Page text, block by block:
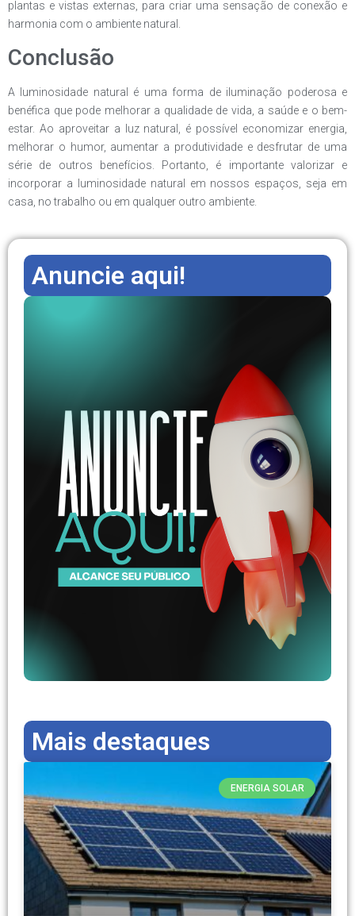
plantas e vistas externas, para criar uma sensação de conexão e
harmonia com o ambiente natural.
Conclusão
A luminosidade natural é uma forma de iluminação poderosa e
benéfica que pode melhorar a qualidade de vida, a saúde e o bem-
estar. Ao aproveitar a luz natural, é possível economizar energia,
melhorar o humor, aumentar a produtividade e desfrutar de uma
série de outros benefícios. Portanto, é importante valorizar e
incorporar a luminosidade natural em nossos espaços, seja em
casa, no trabalho ou em qualquer outro ambiente.
Anuncie aqui!
Mais destaques
ENERGIA SOLAR